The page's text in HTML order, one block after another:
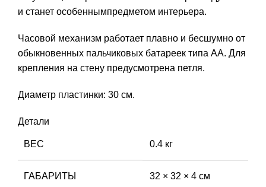
и станет особеннымпредметом интерьера.
Часовой механизм работает плавно и бесшумно от
обыкновенных пальчиковых батареек типа АА. Для
крепления на стену предусмотрена петля.
Диаметр пластинки: 30 см.
Детали
ВЕС 0.4 кг
ГАБАРИТЫ 32 × 32 × 4 см